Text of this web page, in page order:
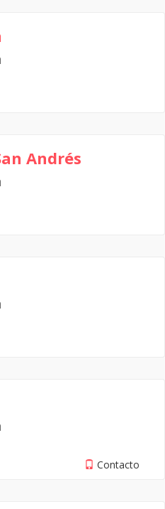
Andrés
Contacto